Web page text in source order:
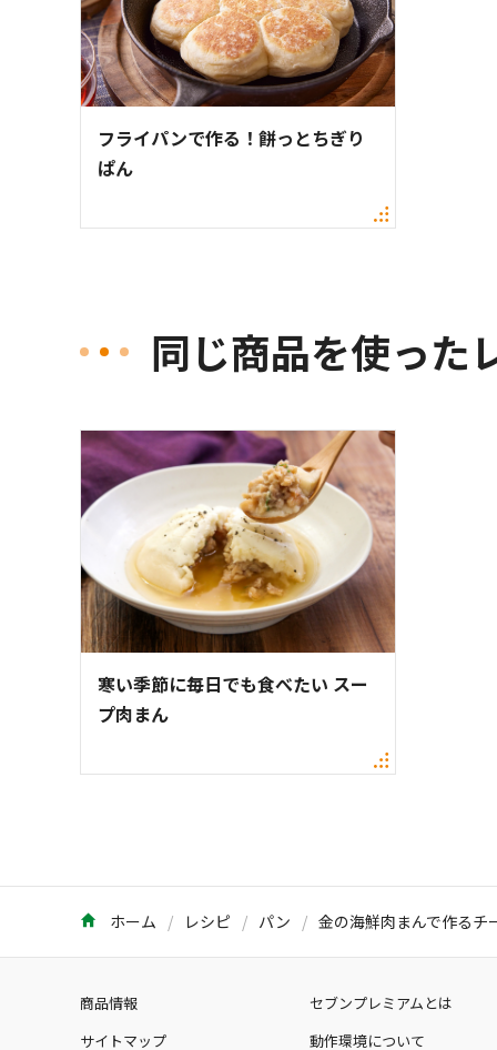
フライパンで作る！餅っとちぎり
ぱん
同じ商品を使った
寒い季節に毎日でも食べたい スー
プ肉まん
ホーム レシピ パン 金の海鮮肉まんで作るチ
商品情報
セブンプレミアムとは
サイトマップ
動作環境について